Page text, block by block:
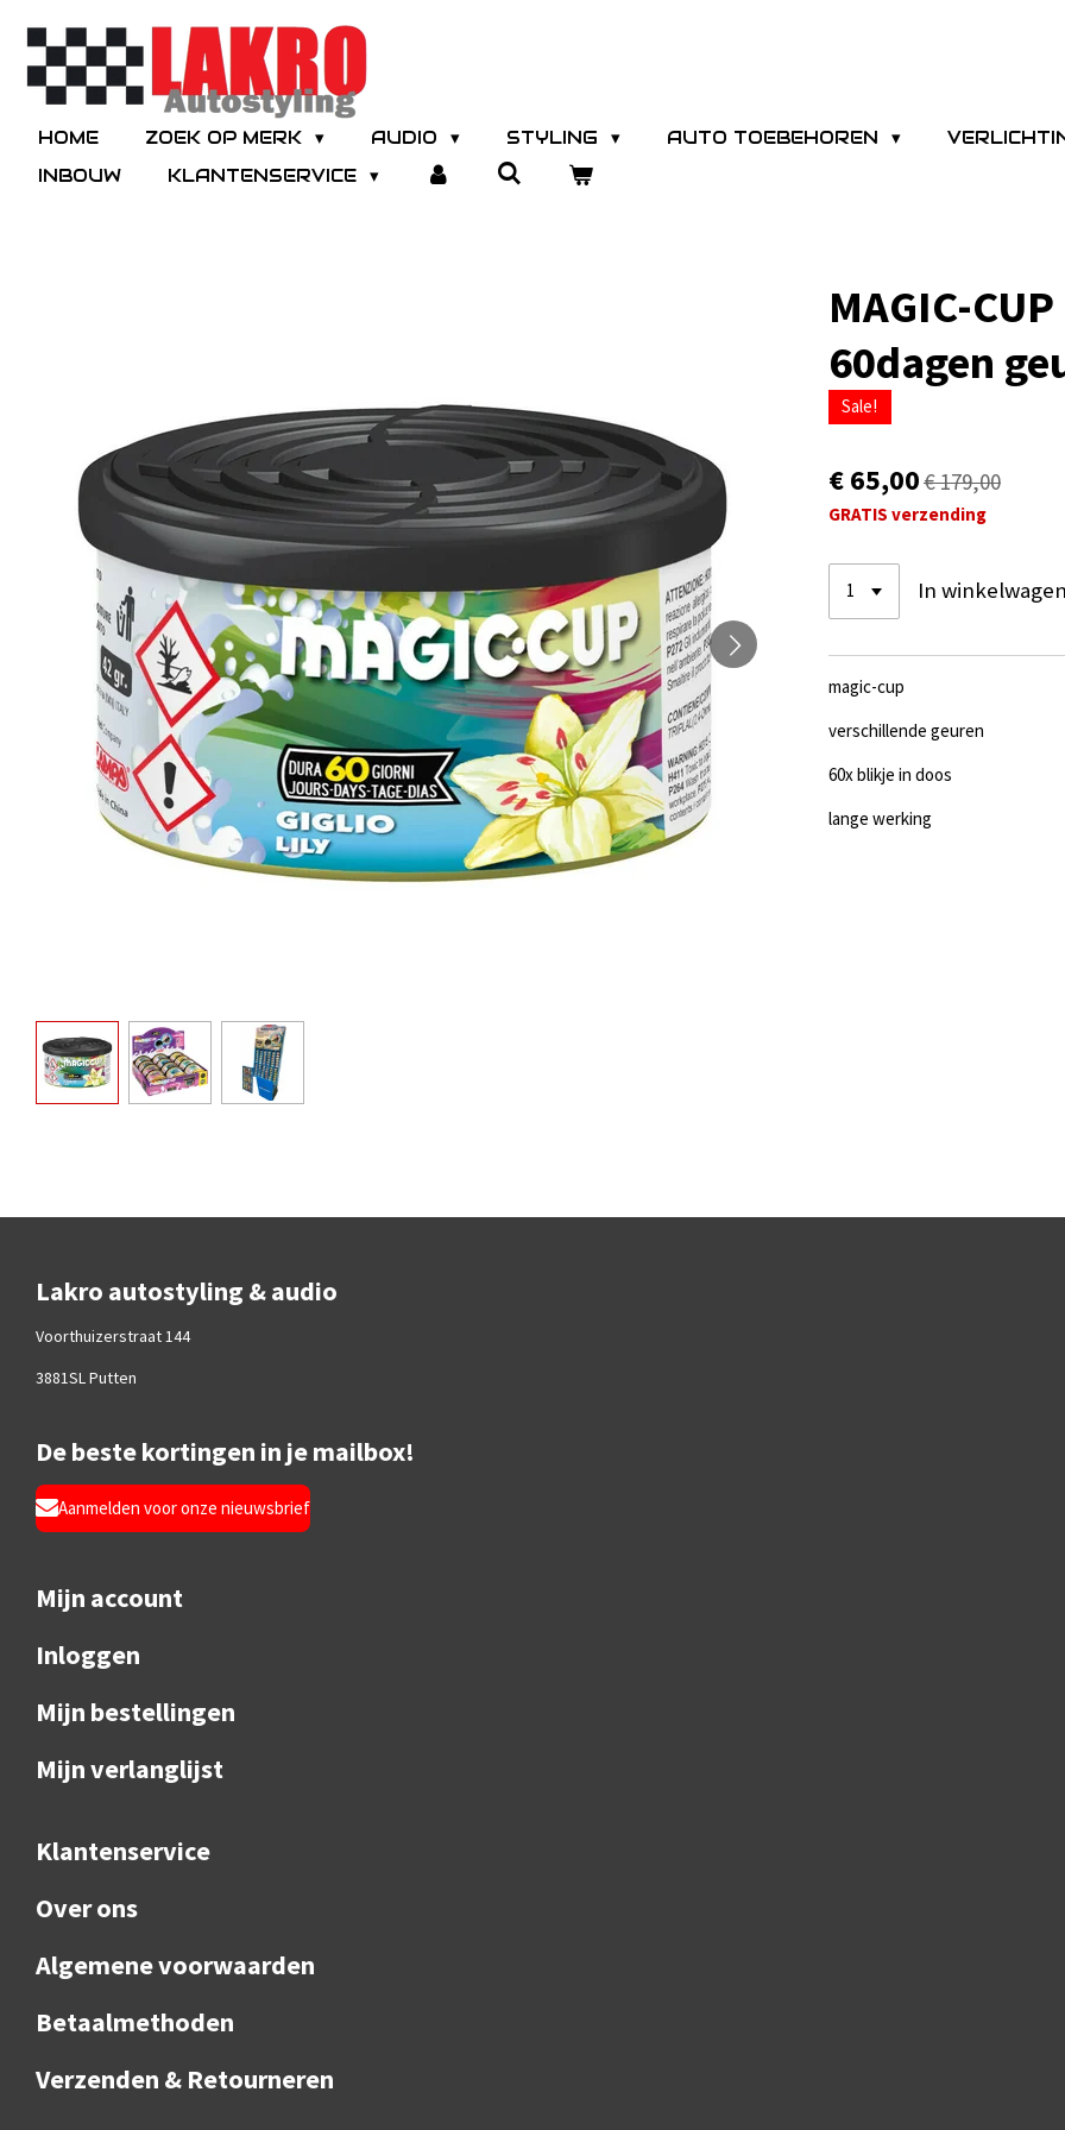
Ga
direct
hoofdinhoud
HOME ZOEK OP MERK AUDIO STYLING AUTO TOEBEHOREN
INBOUW
KLANTENSERVICE
MAGIC-
60dagen
Sale!
€ 65,00€ 179,00
GRATIS verzending
In
magic-cup
verschillende geuren
60x blikje in doos
lange werking
Lakro autostyling & audio
Voorthuizerstraat 144
3881SL Putten
De beste kortingen in je mailbox!
Aanmelden voor onze nieuwsbrief
Mijn account
Inloggen
Mijn bestellingen
Mijn verlanglijst
Klantenservice
Over ons
Algemene voorwaarden
Betaalmethoden
Verzenden & Retourneren